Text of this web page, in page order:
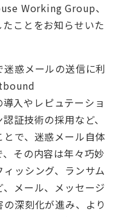
Working Group、
ことをお知らせいた
惑メールの送信に利
入やレピュテーショ
証技術の採用など、
で、迷惑メール自体
その内容は年々巧妙
ッシング、ランサム
メール、メッセージ
深刻化が進み、より